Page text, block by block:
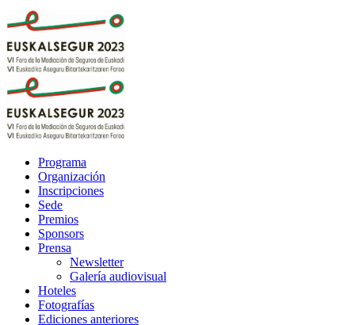
Programa
Organización
Inscripciones
Sede
Premios
Sponsors
Prensa
Newsletter
Galería audiovisual
Hoteles
Fotografías
Ediciones anteriores